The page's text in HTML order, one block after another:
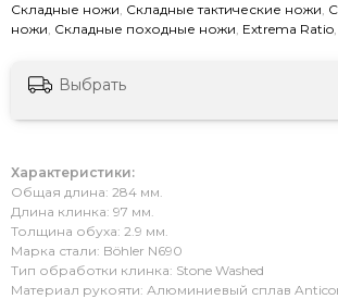
Складные ножи, Складные тактические ножи,
ножи, Складные походные ножи, Extrema Ratio,
Выбрать
Характеристики:
Общая длина: 284 мм.
Длина клинка: 97 мм.
Толщина обуха: 2.9 мм.
Марка стали: Böhler N690
Тип обработки клинка: Stone Washed
Материал рукояти: Алюминиевый сплав